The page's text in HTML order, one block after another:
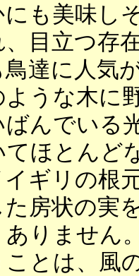
も美味し
、目立つ存
達に人気
うな木に
ばんでいる
てほとんど
ギリの根
房状の実
りません。
とは、風